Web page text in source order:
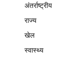
अंतर्राष्ट्रीय
राज्य
खेल
स्वास्थ्य